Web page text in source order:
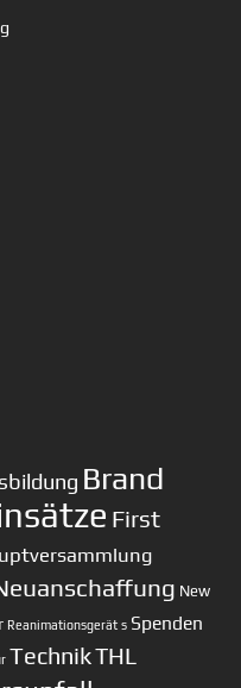
Brand
First
New
Reanimationsgerät s Spenden
TechnikTHL